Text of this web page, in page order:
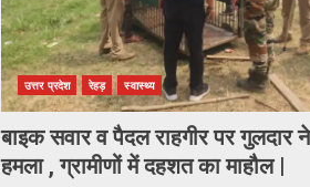
उत्तर प्रदेश रेहड़ स्वास्थ्य
बाइक सवार व पैदल राहगीर पर गुलदार
हमला , ग्रामीणों में दहशत का माहौल |